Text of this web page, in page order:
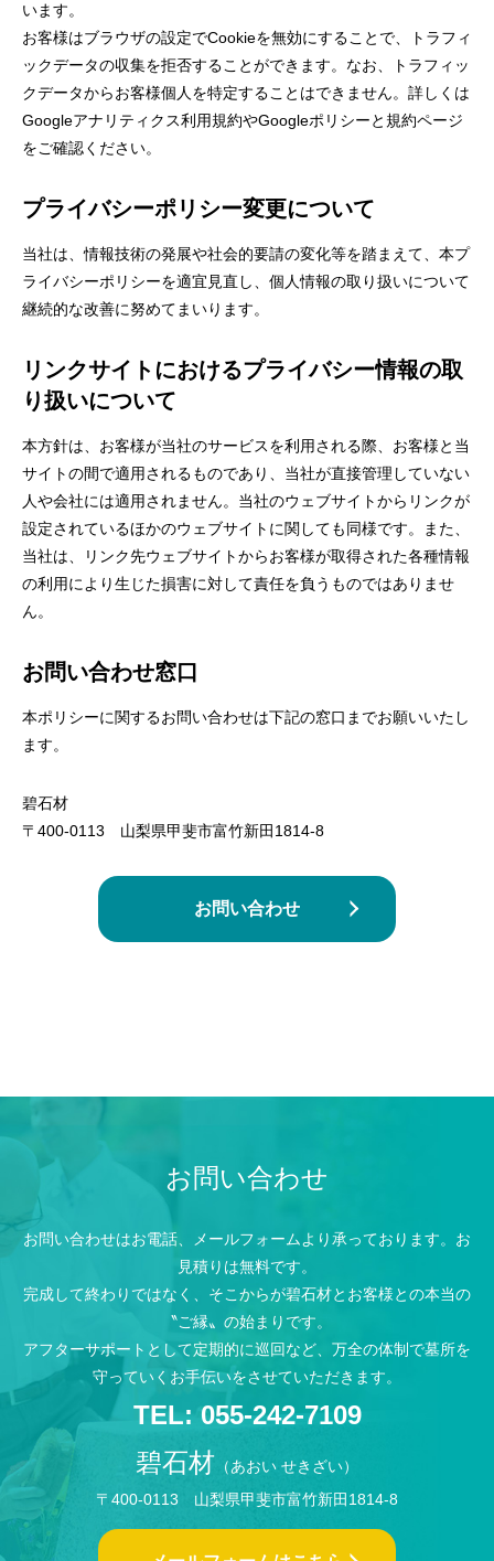
います。
お客様はブラウザの設定でCookieを無効にすることで、トラフィ
ックデータの収集を拒否することができます。なお、トラフィッ
クデータからお客様個人を特定することはできません。詳しくは
Googleアナリティクス利用規約やGoogleポリシーと規約ページ
をご確認ください。
プライバシーポリシー変更について
当社は、情報技術の発展や社会的要請の変化等を踏まえて、本プ
ライバシーポリシーを適宜見直し、個人情報の取り扱いについて
継続的な改善に努めてまいります。
リンクサイトにおけるプライバシー情報の取
り扱いについて
本方針は、お客様が当社のサービスを利用される際、お客様と当
サイトの間で適用されるものであり、当社が直接管理していない
人や会社には適用されません。当社のウェブサイトからリンクが
設定されているほかのウェブサイトに関しても同様です。また、
当社は、リンク先ウェブサイトからお客様が取得された各種情報
の利用により生じた損害に対して責任を負うものではありませ
ん。
お問い合わせ窓口
本ポリシーに関するお問い合わせは下記の窓口までお願いいたし
ます。
碧石材
〒400-0113 山梨県甲斐市富竹新田1814-8
お問い合わせ
お問い合わせ
お問い合わせはお電話、メールフォームより承っております。お
見積りは無料です。
完成して終わりではなく、そこからが碧石材とお客様との本当の
〝ご縁〟の始まりです。
アフターサポートとして定期的に巡回など、万全の体制で墓所を
守っていくお手伝いをさせていただきます。
TEL: 055-242-7109
碧石材 （あおい せきざい）
〒400-0113 山梨県甲斐市富竹新田1814-8